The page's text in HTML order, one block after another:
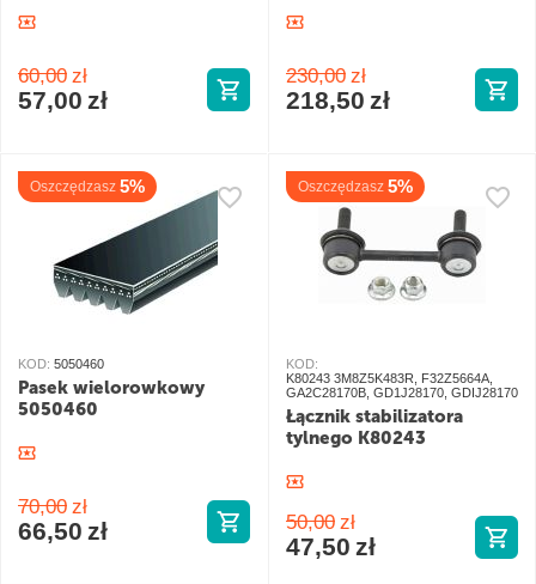
60,00 zł
57,00 zł
230,00 zł
218,50 zł
Oszczędzasz 5%
KOD: 5050460
Pasek wielorowkowy
5050460
70,00 zł
66,50 zł
Oszczędzasz 5%
KOD:
K80243 3M8Z5K483R, F32Z5664A,
GA2C28170B, GD1J28170, GDIJ28170
Łącznik stabilizatora
tylnego K80243
50,00 zł
47,50 zł